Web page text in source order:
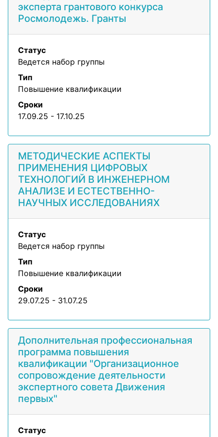
эксперта грантового конкурса
Росмолодежь. Гранты
Статус
Ведется набор группы
Тип
Повышение квалификации
Сроки
17.09.25 - 17.10.25
МЕТОДИЧЕСКИЕ АСПЕКТЫ
ПРИМЕНЕНИЯ ЦИФРОВЫХ
ТЕХНОЛОГИЙ В ИНЖЕНЕРНОМ
АНАЛИЗЕ И ЕСТЕСТВЕННО-
НАУЧНЫХ ИССЛЕДОВАНИЯХ
Статус
Ведется набор группы
Тип
Повышение квалификации
Сроки
29.07.25 - 31.07.25
Дополнительная профессиональная
программа повышения
квалификации "Организационное
сопровождение деятельности
экспертного совета Движения
первых"
Статус